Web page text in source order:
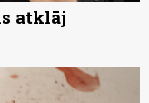
atklāj